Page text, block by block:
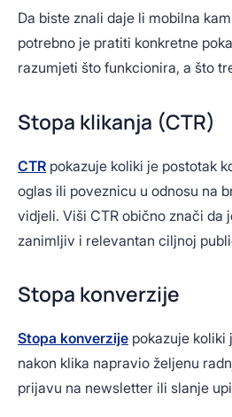
Da biste znali daje li mobilna
potrebno je pratiti konkretne
razumjeti što funkcionira, a što
Stopa klikanja (CTR)
CTR pokazuje koliki je postotak
oglas ili poveznicu u odnosu na
vidjeli. Viši CTR obično znači da
zanimljiv i relevantan ciljnoj
Stopa konverzije
Stopa konverzije pokazuje koliki
nakon klika napravio željenu
prijavu na newsletter ili slanje